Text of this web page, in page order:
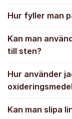
Hur fyller man
Kan man
till sten?
Hur använder
Kan man slipa